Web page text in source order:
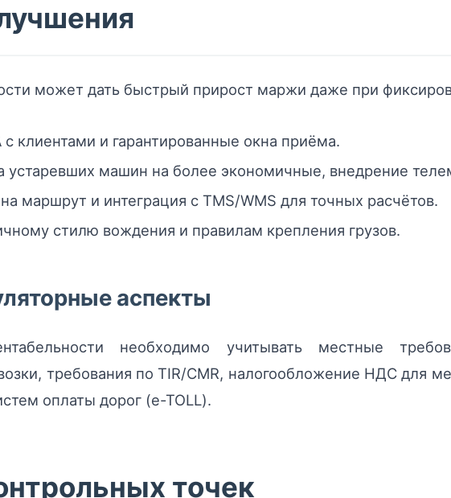
может дать быстрый прирост маржи даже при
с клиентами и гарантированные окна приёма.
устаревших машин на более экономичные, внедрение
на маршрут и интеграция с TMS/WMS для точных расчётов.
стилю вождения и правилам крепления грузов.
аспекты
необходимо учитывать местные
требования по TIR/CMR, налогообложение НДС для
оплаты дорог (e-TOLL).
точек